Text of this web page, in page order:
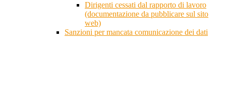
Dirigenti cessati dal rapporto di lavoro
(documentazione da pubblicare sul sito
web)
Sanzioni per mancata comunicazione dei dati